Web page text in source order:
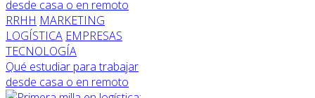
RRHH MARKETING
LOGÍSTICA EMPRESAS
TECNOLOGÍA
Qué estudiar para trabajar
desde casa o en remoto